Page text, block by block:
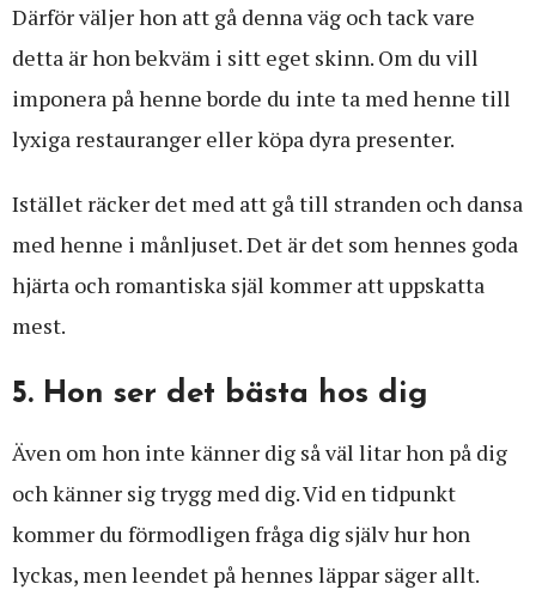
Därför väljer hon att gå denna väg och tack vare
detta är hon bekväm i sitt eget skinn. Om du vill
imponera på henne borde du inte ta med henne till
lyxiga restauranger eller köpa dyra presenter.
Istället räcker det med att gå till stranden och dansa
med henne i månljuset. Det är det som hennes goda
hjärta och romantiska själ kommer att uppskatta
mest.
5. Hon ser det bästa hos dig
Även om hon inte känner dig så väl litar hon på dig
och känner sig trygg med dig. Vid en tidpunkt
kommer du förmodligen fråga dig själv hur hon
lyckas, men leendet på hennes läppar säger allt.